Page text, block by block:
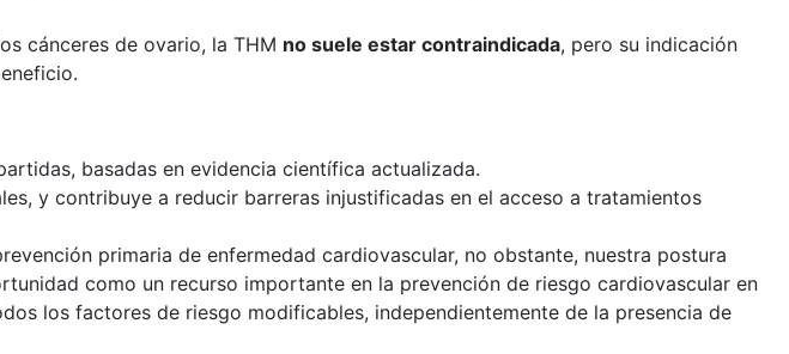
cánceres de ovario, la THM no suele estar contraindicada, pero su indicación
basadas en evidencia científica actualizada.
y contribuye a reducir barreras injustificadas en el acceso a tratamientos
primaria de enfermedad cardiovascular, no obstante, nuestra postura
como un recurso importante en la prevención de riesgo cardiovascular en
los factores de riesgo modificables, independientemente de la presencia de